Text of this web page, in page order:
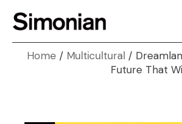
Home Multicultural
Future That